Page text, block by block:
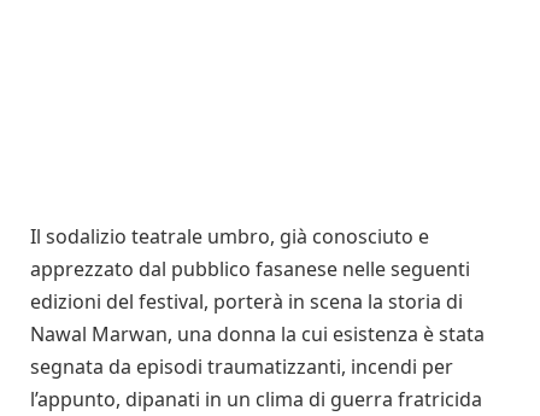
Il sodalizio teatrale umbro, già conosciuto e
apprezzato dal pubblico fasanese nelle seguenti
edizioni del festival, porterà in scena la storia di
Nawal Marwan, una donna la cui esistenza è stata
segnata da episodi traumatizzanti, incendi per
l’appunto, dipanati in un clima di guerra fratricida